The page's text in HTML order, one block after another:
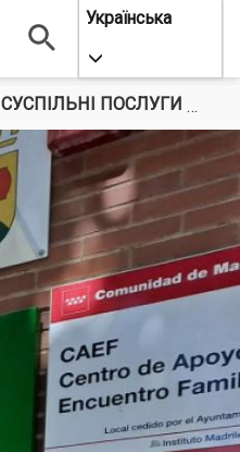
Українська
Toggle
СУСПІЛЬНІ ПОСЛУГИ